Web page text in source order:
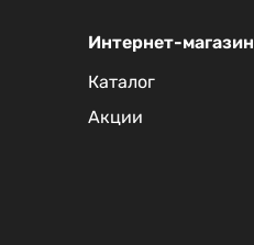
Интернет-магазин
Каталог
Акции